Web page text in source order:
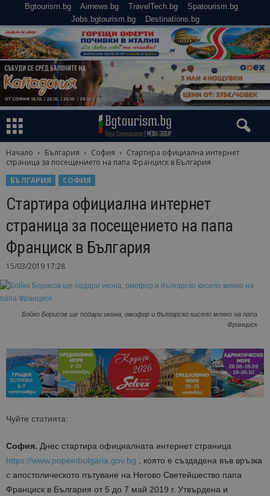
Bgtourism.bg Airnews.bg TravelTech.bg
Spatourism.bg
Jobs.bgtourism.bg
Destinations.bg
Начало България София
Стартира официална интернет
страница за посещението на папа Франциск в България
БЪЛГАРИЯ
СОФИЯ
Стартира официална интернет
страница за посещението на папа
Франциск в България
15/03/2019 17:28
Бойко Борисов ще подари икона, омофор и българско кисело мляко на папа
Франциск
Чуйте статията:
София. Днес стартира официалната интернет страница
https://www.popeinbulgaria.gov.bg , която е създадена във връзка
с апостолическото пътуване на Негово Светейшество папа
Франциск в България от 5 до 7 май 2019 г. Утвърдена и